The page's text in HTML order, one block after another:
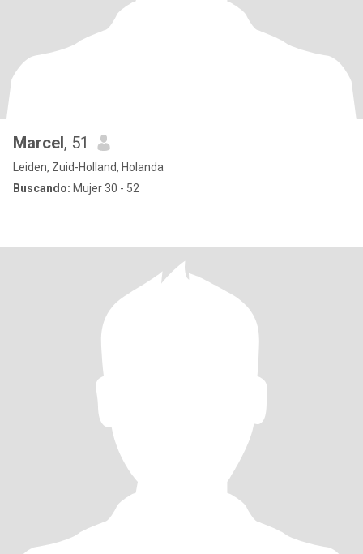
Marcel, 51
Leiden, Zuid-Holland, Holanda
Buscando: Mujer 30 - 52